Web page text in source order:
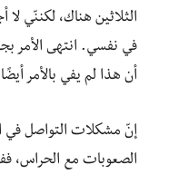
الثلاثين هناك، لكننّي
في نفسي. انتهى الأمر
أن هذا لم يفي بالأمر
إنّ مشكلات التواصل في
الصعوبات مع الحراس،